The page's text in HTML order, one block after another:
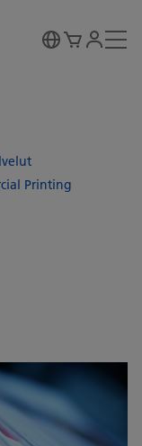
Printing